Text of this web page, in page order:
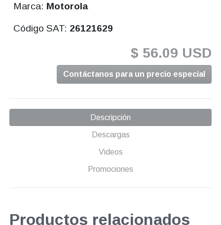
Marca: Motorola
Código SAT: 26121629
$ 56.09 USD
Contáctanos para un precio especial
Descripción
Descargas
Videos
Promociones
Productos relacionados